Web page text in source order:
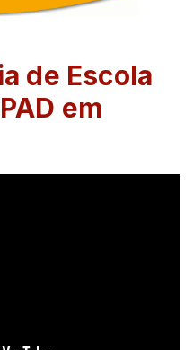
de Escola
em